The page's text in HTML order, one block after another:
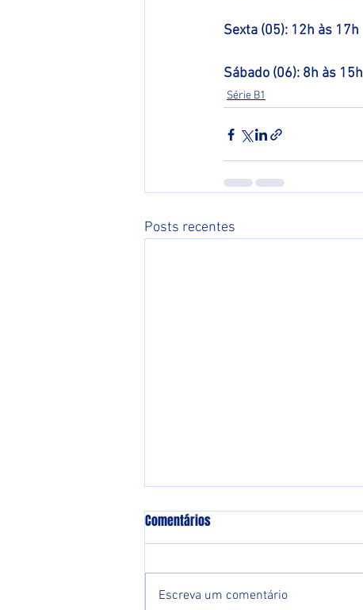
Sexta (05): 12h às 17h
Sábado (06): 8h às 15h
Série B1
Posts recentes
Comentários
Escreva um comentário